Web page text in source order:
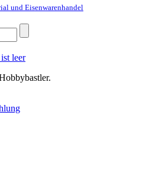
und Eisenwarenhandel
leer